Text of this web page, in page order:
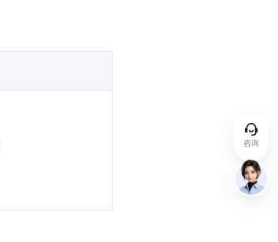
咨询